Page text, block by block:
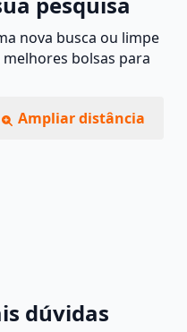
nova busca ou limpe
bolsas para
Ampliar distância
dúvidas